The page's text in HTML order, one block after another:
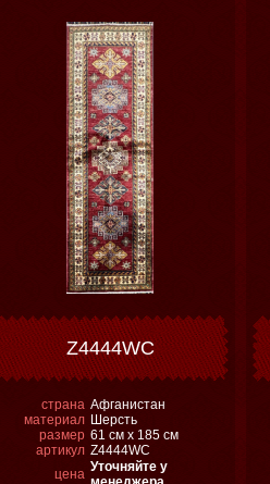
Z4444WC
страна Афганистан
материал Шерсть
размер 61 см х 185 см
артикул Z4444WC
цена Уточняйте у